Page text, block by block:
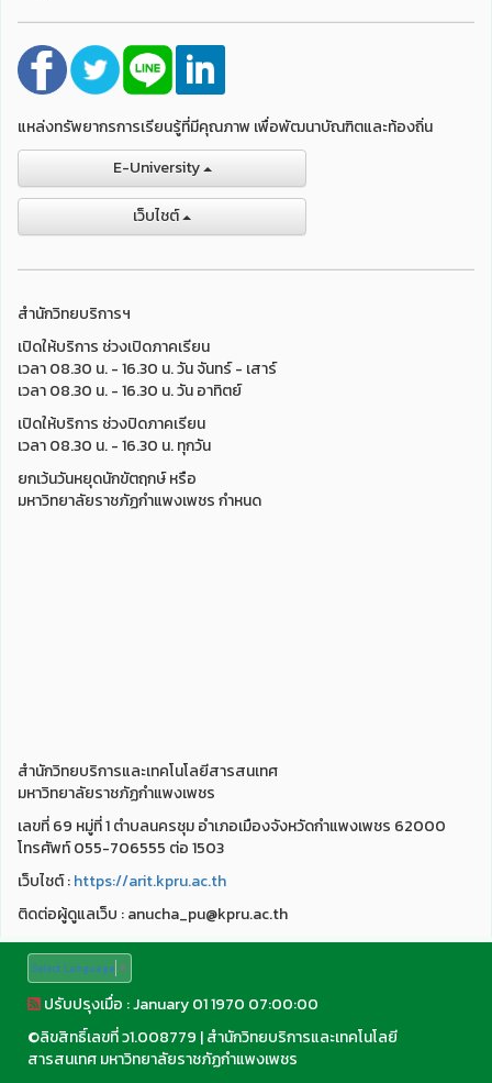
แหล่งทรัพยากรการเรียนรู้ที่มีคุณภาพ เพื่อพัฒนาบัณฑิตและท้องถิ่น
E-University
เว็บไชต์
สำนักวิทยบริการฯ
เปิดให้บริการ ช่วงเปิดภาคเรียน
เวลา 08.30 น. - 16.30 น. วัน จันทร์ - เสาร์
เวลา 08.30 น. - 16.30 น. วัน อาทิตย์
เปิดให้บริการ ช่วงปิดภาคเรียน
เวลา 08.30 น. - 16.30 น. ทุกวัน
ยกเว้นวันหยุดนักขัตฤกษ์ หรือ
มหาวิทยาลัยราชภัฏกำแพงเพชร กำหนด
สำนักวิทยบริการและเทคโนโลยีสารสนเทศ
มหาวิทยาลัยราชภัฏกำแพงเพชร
เลขที่ 69 หมู่ที่ 1 ตำบลนครชุม อำเภอเมืองจังหวัดกำแพงเพชร 62000
โทรศัพท์ 055-706555 ต่อ 1503
เว็บไชต์ :https://arit.kpru.ac.th
ติดต่อผู้ดูแลเว็บ : anucha_pu@kpru.ac.th
Select Language ▼
ปรับปรุงเมื่อ : January 01 1970 07:00:00
©ลิขสิทธิ์เลขที่ ว1.008779 |สำนักวิทยบริการและเทคโนโลยี
สารสนเทศ มหาวิทยาลัยราชภัฏกำแพงเพชร